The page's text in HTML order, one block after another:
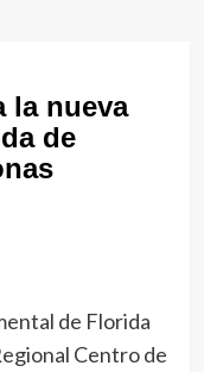
la nueva
de
de Florida
Centro de